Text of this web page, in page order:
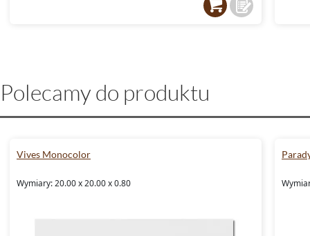
Polecamy do produktu
Vives Monocolor
Wymiary: 20.00 x 20.00 x 0.80